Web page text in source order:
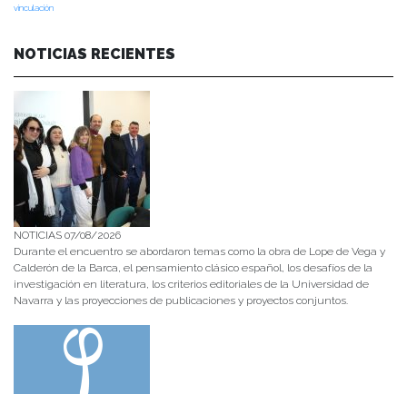
vinculación
NOTICIAS RECIENTES
NOTICIAS 07/08/2026
Durante el encuentro se abordaron temas como la obra de Lope de Vega y
Calderón de la Barca, el pensamiento clásico español, los desafíos de la
investigación en literatura, los criterios editoriales de la Universidad de
Navarra y las proyecciones de publicaciones y proyectos conjuntos.